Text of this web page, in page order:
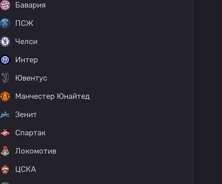
Бавария
ПСЖ
Челси
Интер
Ювентус
Манчестер Юнайтед
Зенит
Спартак
Локомотив
ЦСКА